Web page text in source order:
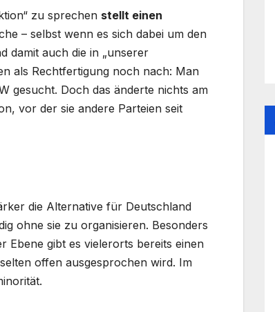
zu sprechen stellt einen
– selbst wenn es sich dabei um den
damit auch die in „unserer
als Rechtfertigung noch nach: Man
gesucht. Doch das änderte nichts am
vor der sie andere Parteien seit
die Alternative für Deutschland
ohne sie zu organisieren. Besonders
Ebene gibt es vielerorts bereits einen
offen ausgesprochen wird. Im